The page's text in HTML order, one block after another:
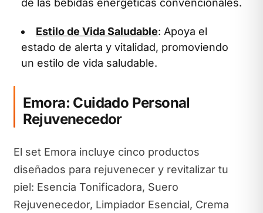
Estilo de Vida Saludable: Apoya el
estado de alerta y vitalidad, promoviendo
un estilo de vida saludable.
Emora: Cuidado Personal
Rejuvenecedor
El set Emora incluye cinco productos
diseñados para rejuvenecer y revitalizar tu
piel: Esencia Tonificadora, Suero
Rejuvenecedor, Limpiador Esencial, Crema